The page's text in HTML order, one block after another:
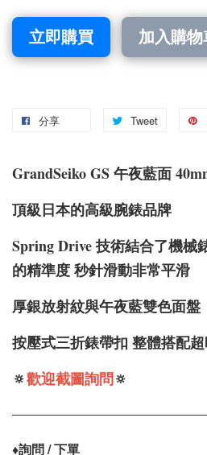
立即購買 加入購物
分享 Tweet
GrandSeiko GS 午夜藍面
頂級日本的高級腕錶品牌
Spring Drive 技術結合了機械
的精準度 秒針滑動非常平滑
厚銀放射紋與午夜藍雙色面盤
按壓式三折錶帶扣 整體搭配
🔅歡迎截圖詢問🔅
♦️詢問 / 下單